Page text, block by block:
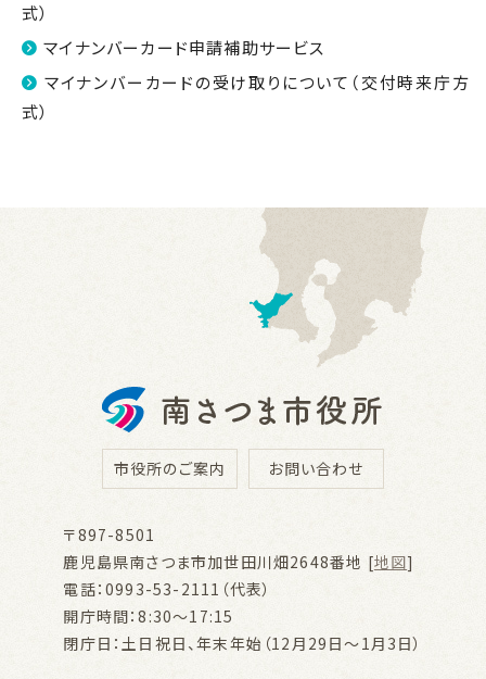
式）
マイナンバーカード申請補助サービス
マイナンバーカードの受け取りについて（交付時来庁方
式）
市役所のご案内 お問い合わせ
〒897-8501
鹿児島県南さつま市加世田川畑2648番地 [地図]
電話：0993-53-2111（代表）
開庁時間：8:30～17:15
閉庁日：土日祝日、年末年始（12月29日～1月3日）